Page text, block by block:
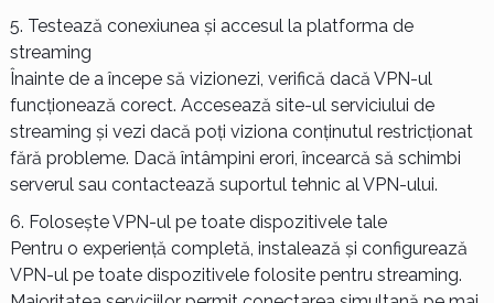
Testează conexiunea și accesul la platforma de
streaming
Înainte de a începe să vizionezi, verifică dacă VPN-ul
funcționează corect. Accesează site-ul serviciului de
streaming și vezi dacă poți viziona conținutul restricționat
fără probleme. Dacă întâmpini erori, încearcă să schimbi
serverul sau contactează suportul tehnic al VPN-ului.
Folosește VPN-ul pe toate dispozitivele tale
Pentru o experiență completă, instalează și configurează
VPN-ul pe toate dispozitivele folosite pentru streaming.